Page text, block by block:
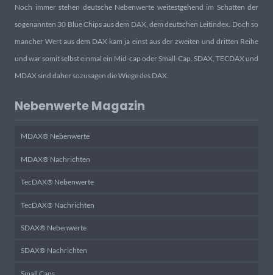
Noch immer stehen deutsche Nebenwerte weitestgehend im Schatten der
sogenannten 30 Blue Chips aus dem DAX, dem deutschen Leitindex. Doch so
mancher Wert aus dem DAX kam ja einst aus der zweiten und dritten Reihe
und war somit selbst einmal ein Mid-cap oder Small-Cap. SDAX, TECDAX und
MDAX sind daher sozusagen die Wiege des DAX.
Nebenwerte Magazin
MDAX® Nebenwerte
MDAX® Nachrichten
TecDAX® Nebenwerte
TecDAX® Nachrichten
SDAX® Nebenwerte
SDAX® Nachrichten